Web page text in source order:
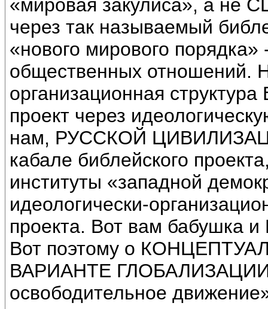
«мировая закулиса», а не
через так называемый
«нового мирового
общественных отношений.
организационная
проект через
нам, РУССКОЙ
кабале библейского
институты «западной
идеологически-
проекта. Вот вам бабушка
Вот поэтому о
ВАРИАНТЕ ГЛОБАЛИЗАЦИИ
освободительное